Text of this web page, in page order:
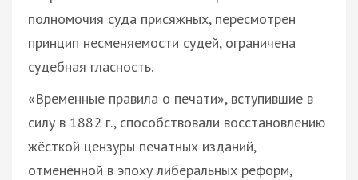
полномочия суда присяжных, пересмотрен
принцип несменяемости судей, ограничена
судебная гласность.
«Временные правила о печати», вступившие в
силу в 1882 г., способствовали восстановлению
жёсткой цензуры печатных изданий,
отменённой в эпоху либеральных реформ,